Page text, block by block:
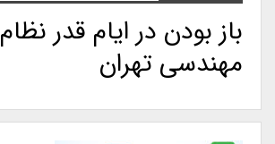
باز بودن در ایام قدر نظام
مهندسی تهران